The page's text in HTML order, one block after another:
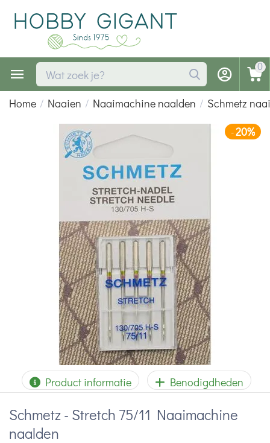
0
Home / Naaien / Naaimachine naalden / Schmetz
-20%
Product informatie Benodigdheden
Schmetz - Stretch 75/11 Naaimachine
naalden